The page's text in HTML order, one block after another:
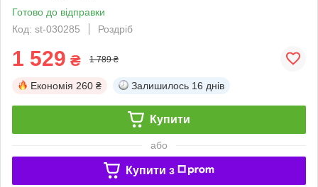
Готово до відправки
Код: st-030285
Роздріб
1 529 ₴ 1 789 ₴
Економія 260 ₴ Залишилось 16 днів
Купити
або
Купити з